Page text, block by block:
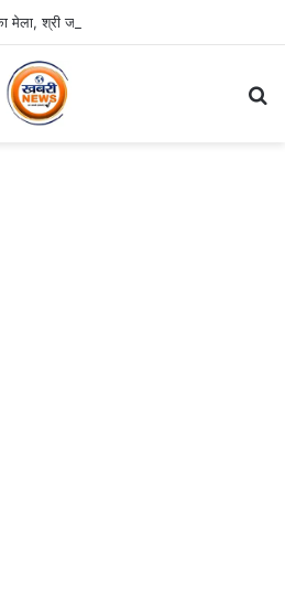
मेला, श्री जगन्नाथ झूलन रथयात्रा कल से